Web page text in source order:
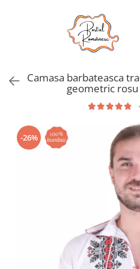
Pijamale Dama Marimi Mari
Pijamale Fetite
Imbracaminte copii
Imbracaminte Baieti
Camasa barbateasca
geometric
-26%